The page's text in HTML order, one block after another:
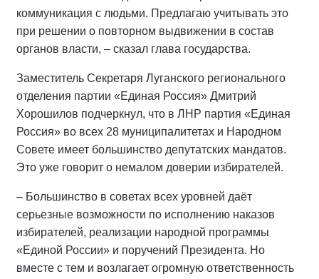
коммуникация с людьми. Предлагаю учитывать это
при решении о повторном выдвижении в состав
органов власти, – сказал глава государства.
Заместитель Секретаря Луганского регионального
отделения партии «Единая Россия» Дмитрий
Хорошилов подчеркнул, что в ЛНР партия «Единая
Россия» во всех 28 муниципалитетах и Народном
Совете имеет большинство депутатских мандатов.
Это уже говорит о немалом доверии избирателей.
– Большинство в советах всех уровней даёт
серьезные возможности по исполнению наказов
избирателей, реализации народной программы
«Единой России» и поручений Президента. Но
вместе с тем и возлагает огромную ответственность